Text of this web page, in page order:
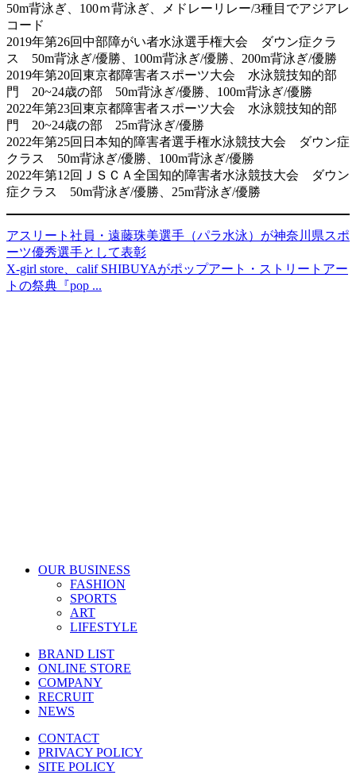
50m背泳ぎ、100ｍ背泳ぎ、メドレーリレー/3種目でアジアレ
コード
2019年第26回中部障がい者水泳選手権大会 ダウン症クラ
ス 50m背泳ぎ/優勝、100m背泳ぎ/優勝、200m背泳ぎ/優勝
2019年第20回東京都障害者スポーツ大会 水泳競技知的部
門 20~24歳の部 50m背泳ぎ/優勝、100m背泳ぎ/優勝
2022年第23回東京都障害者スポーツ大会 水泳競技知的部
門 20~24歳の部 25m背泳ぎ/優勝
2022年第25回日本知的障害者選手権水泳競技大会 ダウン症
クラス 50m背泳ぎ/優勝、100m背泳ぎ/優勝
2022年第12回ＪＳＣＡ全国知的障害者水泳競技大会 ダウン
症クラス 50m背泳ぎ/優勝、25m背泳ぎ/優勝
アスリート社員・遠藤珠美選手（パラ水泳）が神奈川県スポ
ーツ優秀選手として表彰
X-girl store、calif SHIBUYAがポップアート・ストリートアー
トの祭典『pop ...
OUR BUSINESS
FASHION
SPORTS
ART
LIFESTYLE
BRAND LIST
ONLINE STORE
COMPANY
RECRUIT
NEWS
CONTACT
PRIVACY POLICY
SITE POLICY